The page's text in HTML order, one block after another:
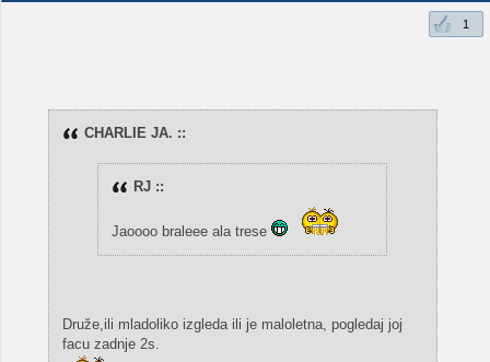
1
CHARLIE JA. ::
RJ ::
Jaoooo braleee ala trese
Druže,ili mladoliko izgleda ili je maloletna, pogledaj joj
facu zadnje 2s.